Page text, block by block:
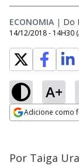
ECONOMIA | Do
14/12/2018 - 14H30
A+
Adicione como
Por Taiga